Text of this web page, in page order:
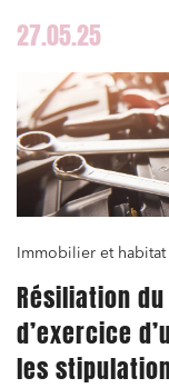
27.05.25
Immobilier et habitat
Résiliation
d’exercice
les